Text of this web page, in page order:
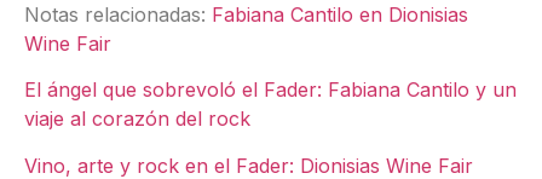
Notas relacionadas: Fabiana Cantilo en Dionisias
Wine Fair
El ángel que sobrevoló el Fader: Fabiana Cantilo y un
viaje al corazón del rock
Vino, arte y rock en el Fader: Dionisias Wine Fair